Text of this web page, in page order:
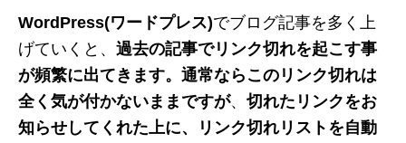
WordPress(ワードプレス)でブログ記事を多く上
げていくと、 過去の記事でリンク切れを起こす事
が頻繁に出てきます。 通常ならこのリンク切れは
全く気が付かないままですが、 切れたリンクをお
知らせしてくれた上に、リンク切れリストを自動